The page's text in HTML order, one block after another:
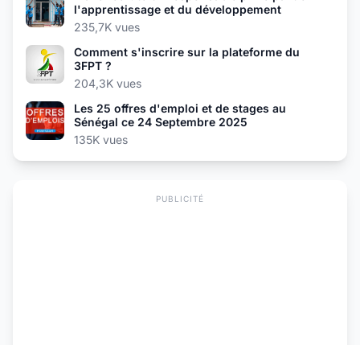
l'apprentissage et du développement
235,7K vues
Comment s'inscrire sur la plateforme du
3FPT ?
204,3K vues
Les 25 offres d'emploi et de stages au
Sénégal ce 24 Septembre 2025
135K vues
PUBLICITÉ